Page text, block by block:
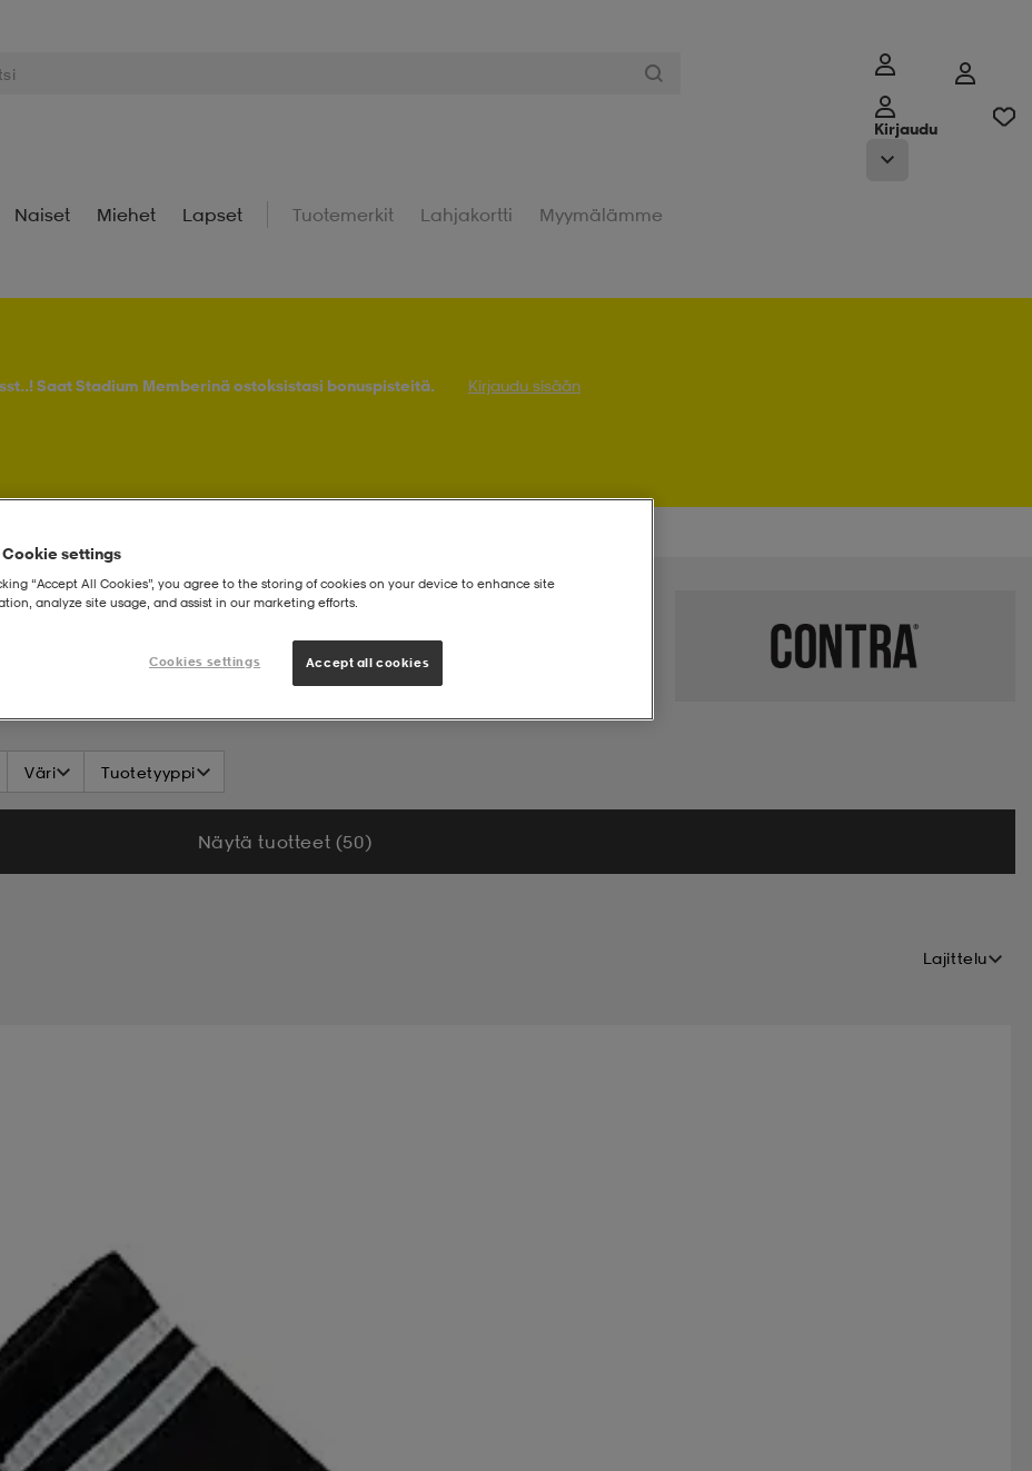
Kirjaudu
Naiset Miehet Lapset Tuotemerkit Lahjakortti Myymälämme
Saat Stadium Memberinä ostoksistasi bonuspisteitä. Kirjaudu sisään
Väri Tuotetyyppi
Näytä tuotteet (50)
Lajittelu
Cookie settings
“Accept All Cookies”, you agree to the storing of cookies on your device to enhance site
analyze site usage, and assist in our marketing efforts.
Cookies settings Accept all cookies